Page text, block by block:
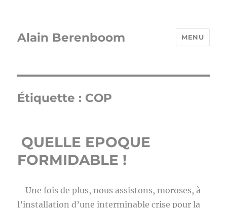
Alain Berenboom MENU
Étiquette : COP
QUELLE EPOQUE
FORMIDABLE !
Une fois de plus, nous assistons, moroses, à
l’installation d’une interminable crise pour la